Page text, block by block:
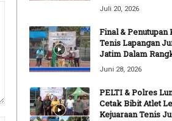
Juli 20, 2026
Final & Penutupan
Tenis Lapangan
Jatim Dalam
Juni 28, 2026
PELTI & Polres
Cetak Bibit Atlet
Kejuaraan Tenis